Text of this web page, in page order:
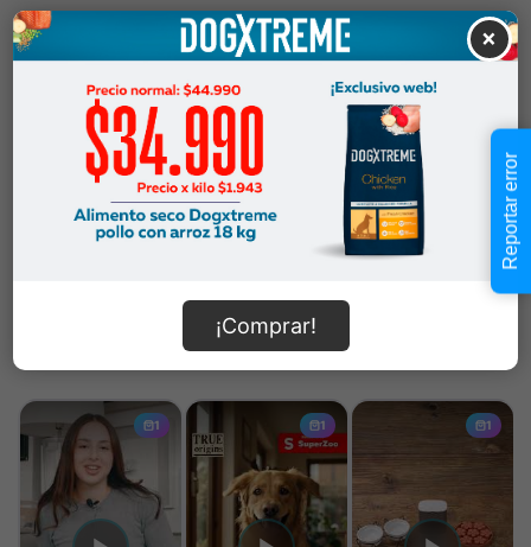
Cantidad:
-
$19.990
En Stock
Añadir al carrito
Información de envío
×
¡Comprar!
Reportar error